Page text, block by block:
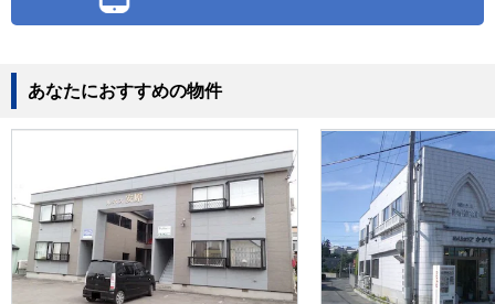
あなたにおすすめの物件